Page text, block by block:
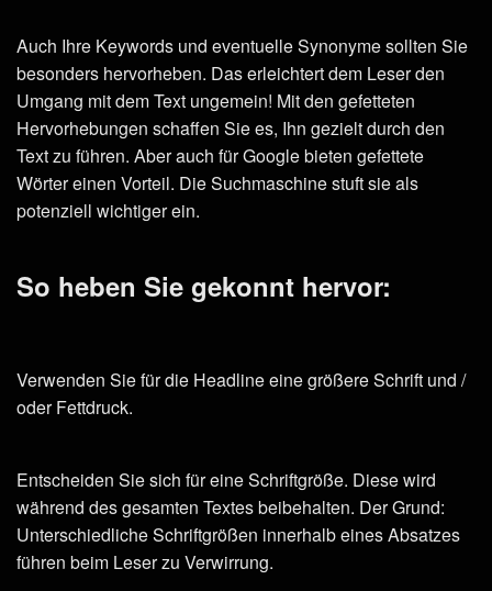
Auch Ihre Keywords und eventuelle Synonyme sollten Sie
besonders hervorheben. Das erleichtert dem Leser den
Umgang mit dem Text ungemein! Mit den gefetteten
Hervorhebungen schaffen Sie es, Ihn gezielt durch den
Text zu führen. Aber auch für Google bieten gefettete
Wörter einen Vorteil. Die Suchmaschine stuft sie als
potenziell wichtiger ein.
So heben Sie gekonnt hervor:
Verwenden Sie für die Headline eine größere Schrift und /
oder Fettdruck.
Entscheiden Sie sich für eine Schriftgröße. Diese wird
während des gesamten Textes beibehalten. Der Grund:
Unterschiedliche Schriftgrößen innerhalb eines Absatzes
führen beim Leser zu Verwirrung.